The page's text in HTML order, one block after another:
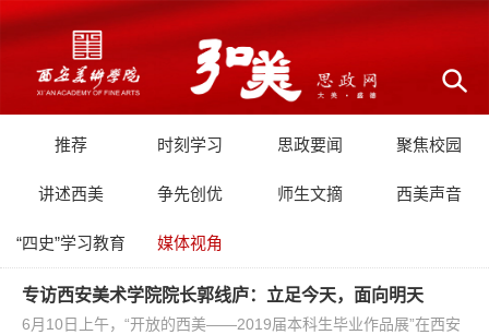
推荐 时刻学习 思政要闻 聚焦校园
讲述西美 争先创优 师生文摘 西美声音
“四史”学习教育 媒体视角
专访西安美术学院院长郭线庐：立足今天，面向明天
6月10日上午，“开放的西美——2019届本科生毕业作品展”在西安